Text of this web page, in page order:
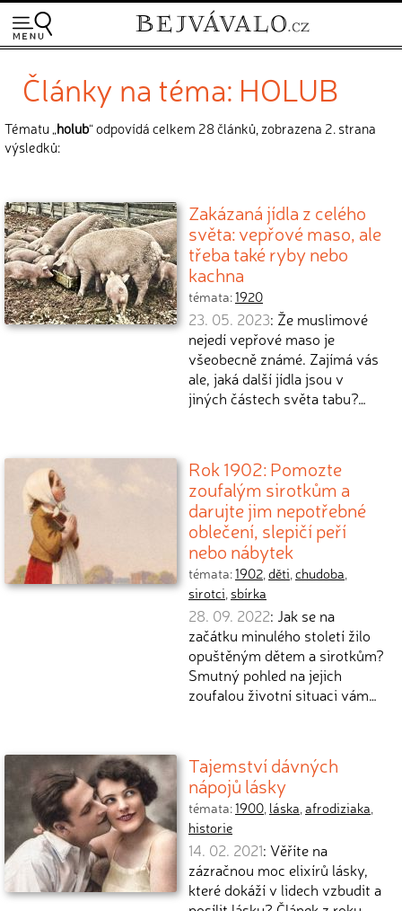
Články na téma: HOLUB
Tématu „holub“ odpovídá celkem 28 článků, zobrazena 2. strana
výsledků:
Zakázaná jídla z celého
světa: vepřové maso, ale
třeba také ryby nebo
kachna
témata:1920
23. 05. 2023: Že muslimové
nejedí vepřové maso je
všeobecně známé. Zajímá vás
ale, jaká další jídla jsou v
jiných částech světa tabu?…
Rok 1902: Pomozte
zoufalým sirotkům a
darujte jim nepotřebné
oblečení, slepičí peří
nebo nábytek
témata:1902,děti,chudoba,
sirotci, sbírka
28. 09. 2022: Jak se na
začátku minulého století žilo
opuštěným dětem a sirotkům?
Smutný pohled na jejich
zoufalou životní situaci vám…
Tajemství dávných
nápojů lásky
témata:1900, láska,afrodiziaka,
historie
14. 02. 2021: Věříte na
zázračnou moc elixírů lásky,
které dokáží v lidech vzbudit a